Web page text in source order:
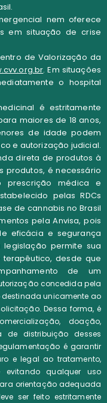
.
nem oferece
em situação de crise
de Valorização da
. Em situações
o hospital
é estritamente
maiores de 18 anos,
de idade podem
e autorização judicial.
direta de produtos à
produtos, é necessário
prescrição médica e
pelas RDCs
de cannabis no Brasil
pela Anvisa, pois
eficácia e segurança
permite sua
desde que
de um
concedida pela
destinada unicamente ao
Dessa forma, é
doação,
de distribuição desses
é garantir
e legal ao tratamento,
evitando qualquer uso
orientação adequada
ser feito estritamente